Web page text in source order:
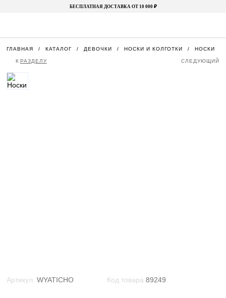
БЕСПЛАТНАЯ ДОСТАВКА ОТ 10 000 ₽
ГЛАВНАЯ КАТАЛОГ ДЕВОЧКИ НОСКИ И КОЛГОТКИ НОСКИ
К РАЗДЕЛУ СЛЕДУЮЩИЙ
Артикул: WYATICHO Код товара 89249